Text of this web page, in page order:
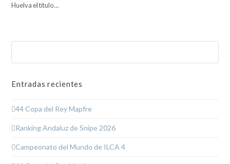
Huelva el título…
Entradas recientes
44 Copa del Rey Mapfre
Ranking Andaluz de Snipe 2026
Campeonato del Mundo de ILCA 4